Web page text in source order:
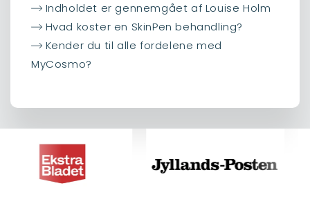
Indholdet er gennemgået af Louise Holm
Hvad koster en SkinPen behandling?
Kender du til alle fordelene med
MyCosmo?